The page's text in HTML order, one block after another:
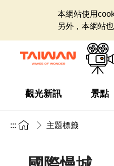
本網站使用
另外，本網站
觀光新訊 景點
::: 主題標籤